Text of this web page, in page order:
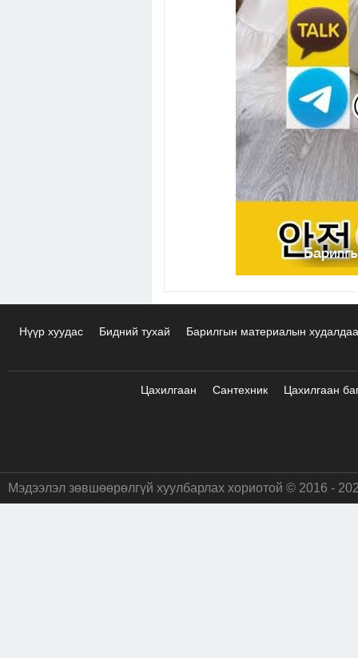
Нүүр хуудас Бидний тухай Барилгын материалын
Цахилгаан Сантехник Цахилгаан
Мэдээлэл зөвшөөрөлгүй хуулбарлах хориотой © 2016 -